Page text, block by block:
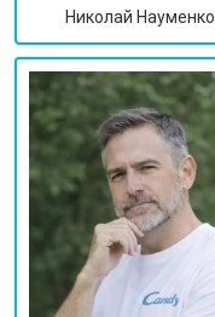
Николай Науменко